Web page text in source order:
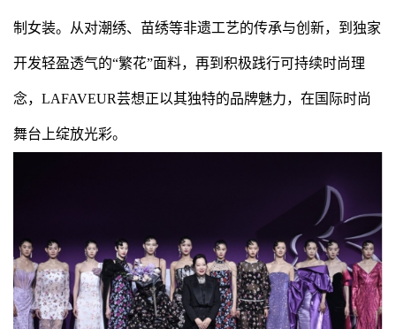
制女装。从对潮绣、苗绣等非遗工艺的传承与创新，到独家
开发轻盈透气的“繁花”面料，再到积极践行可持续时尚理
念，LAFAVEUR芸想正以其独特的品牌魅力，在国际时尚
舞台上绽放光彩。